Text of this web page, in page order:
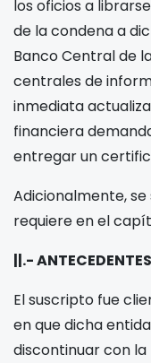
los oficios a
de la condena a
Banco Central de
centrales de
inmediata
financiera
entregar un
Adicionalmente,
requiere en el
||.- ANTECEDENTES
El suscripto fue
en que dicha
discontinuar con